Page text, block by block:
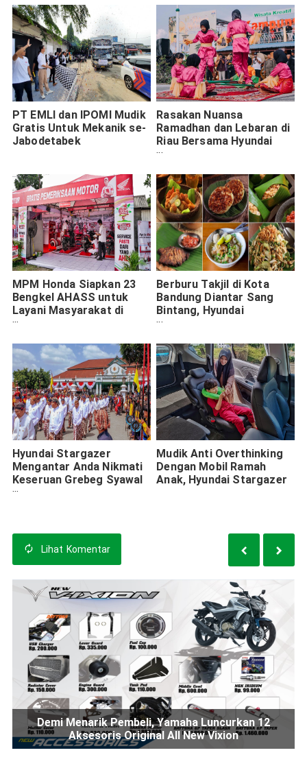
PT EMLI dan IPOMI Mudik
Gratis Untuk Mekanik se-
Jabodetabek
Rasakan Nuansa
Ramadhan dan Lebaran di
Riau Bersama Hyundai
Stargazer
MPM Honda Siapkan 23
Bengkel AHASS untuk
Layani Masyarakat di
Momen Mudik Lebaran
Berburu Takjil di Kota
Bandung Diantar Sang
Bintang, Hyundai
Stargazer
Hyundai Stargazer
Mengantar Anda Nikmati
Keseruan Grebeg Syawal
di Yogyakarta
Mudik Anti Overthinking
Dengan Mobil Ramah
Anak, Hyundai Stargazer
Lihat Komentar
Demi Menarik Pembeli, Yamaha Luncurkan 12
Aksesoris Original All New Vixion